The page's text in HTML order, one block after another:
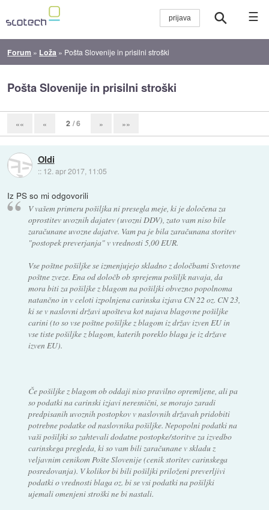
☰
Forum » Loža » Pošta Slovenije in prisilni stroški
Pošta Slovenije in prisilni stroški
«« « 2 / 6 » »»
Oldi
:: 12. apr 2017, 11:05
Iz PS so mi odgovorili
V vašem primeru pošiljka ni presegla meje, ki je določena za
oprostitev uvoznih dajatev (uvozni DDV), zato vam niso bile
zaračunane uvozne dajatve. Vam pa je bila zaračunana storitev
"postopek preverjanja" v vrednosti 5,00 EUR.
Vse poštne pošiljke se izmenjujejo skladno z določbami Svetovne
poštne zveze. Ena od določb ob sprejemu pošiljk navaja, da
mora biti za pošiljke z blagom na pošiljki obvezno popolnoma
natančno in v celoti izpolnjena carinska izjava CN 22 oz. CN 23,
ki se v naslovni državi upošteva kot najava blagovne pošiljke
carini (to so vse poštne pošiljke z blagom iz držav izven EU in
vse tiste pošiljke z blagom, katerih poreklo blaga je iz države
izven EU).
Če pošiljke z blagom ob oddaji niso pravilno opremljene, ali pa
so podatki na carinski izjavi neresnični, se morajo zaradi
predpisanih uvoznih postopkov v naslovnih državah pridobiti
potrebne podatke od naslovnika pošiljke. Nepopolni podatki na
vaši pošiljki so zahtevali dodatne postopke/storitve za izvedbo
carinskega pregleda, ki so vam bili zaračunane v skladu z
veljavnim cenikom Pošte Slovenije (cenik storitev carinskega
posredovanja). V kolikor bi bili pošiljki priloženi preverljivi
podatki o vrednosti blaga oz. bi se vsi podatki na pošiljki
ujemali omenjeni stroški ne bi nastali.